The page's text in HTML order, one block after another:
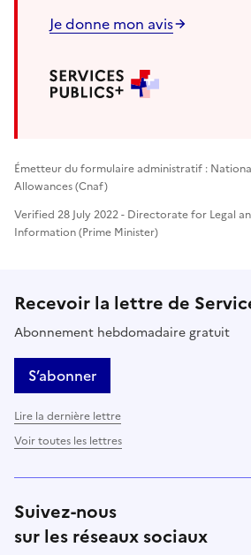
Je donne mon avis
Émetteur du formulaire administratif :
Allowances (Cnaf)
Verified 28 July 2022 - Directorate for Legal
Information (Prime Minister)
Recevoir la lettre de
Abonnement hebdomadaire gratuit
S’abonner
Lire la dernière lettre
Voir toutes les lettres
Suivez-nous
sur les réseaux sociaux